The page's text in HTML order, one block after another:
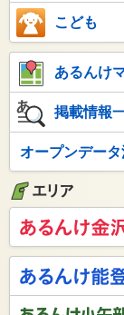
こども
あるんけ
掲載情報
オープンデー